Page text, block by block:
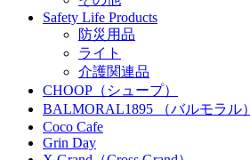
Safety Life Products
防災用品
ライト
介護関連品
CHOOP（シュープ）
BALMORAL1895 （バルモラル）
Coco Cafe
Grin Day